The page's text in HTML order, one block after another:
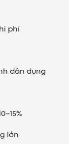
phí
dân dụng
lớn